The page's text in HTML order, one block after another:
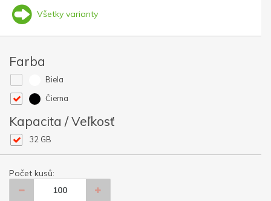
Všetky varianty
Farba
Biela
Čierna
Kapacita / Veľkosť
32 GB
Počet kusů: